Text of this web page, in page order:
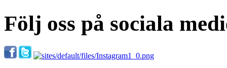
Följ oss på sociala